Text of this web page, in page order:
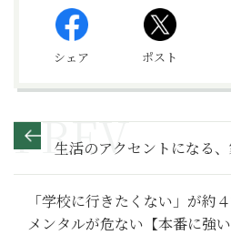
シェア ポスト
生活のアクセントになる
「学校に行きたくない」が約
メンタルが危ない【本番に強